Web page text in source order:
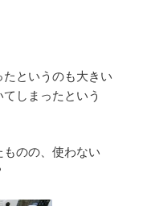
というのも大きい
しまったという
のの、使わない